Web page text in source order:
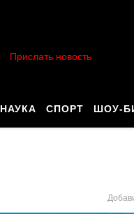
Прислать новость
НАУКА СПОРТ ШОУ-